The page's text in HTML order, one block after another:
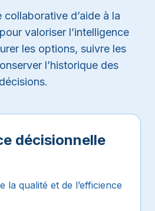
collaborative d’aide à la
valoriser l’intelligence
les options, suivre les
l’historique des
décisions.
décisionnelle
la qualité et de l’efficience